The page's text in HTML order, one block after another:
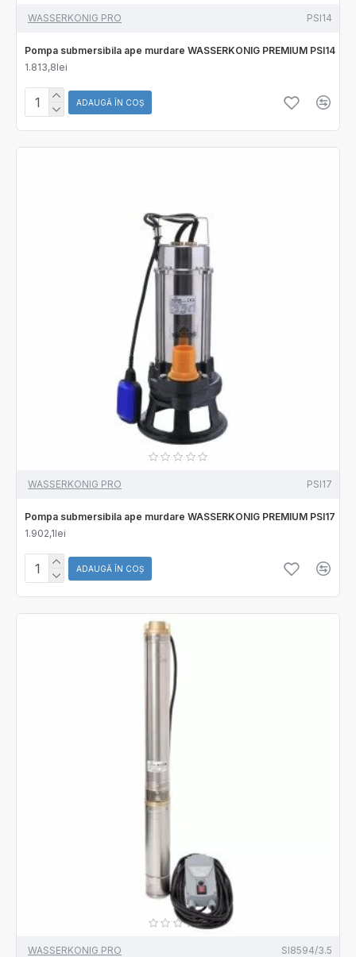
WASSERKONIG PRO PSI14
Pompa submersibila ape murdare WASSERKONIG PREMIUM PSI14
1.813,8lei
ADAUGĂ ÎN COŞ
WASSERKONIG PRO PSI17
Pompa submersibila ape murdare WASSERKONIG PREMIUM PSI17
1.902,1lei
ADAUGĂ ÎN COŞ
WASSERKONIG PRO SI8594/3.5